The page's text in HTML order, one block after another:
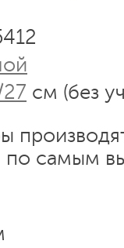
см (без
по самым